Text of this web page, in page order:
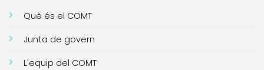
Què és el COMT
Junta de govern
L'equip del COMT